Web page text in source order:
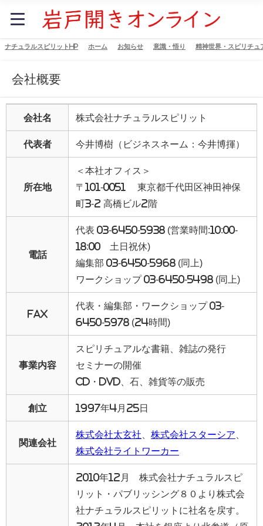
ナチュラルスピリットHP ホーム お知らせ 意識・悟り 精神世界・スピリチュ
会社概要
会社名 株式会社ナチュラルスピリット
代表者 今井博樹（ビジネスネーム：今井博揮）
所在地
＜本社オフィス＞
〒101-0051 東京都千代田区神田神保
町3-2 高橋ビル2階
電話
代表 03-6450-5938 (営業時間:10:00-
18:00 土日祝休)
編集部 03-6450-5968 (同上)
ワークショップ 03-6450-5498 (同上)
FAX
代表・編集部・ワークショップ 03-
6450-5978 (24時間)
事業内容
スピリチュアルな書籍、雑誌の発行
セミナーの開催
CD・DVD、石、雑貨等の販売
創立 1997年4月25日
関連会社
株式会社太玄社 株式会社スターシア
株式会社ライトワーカー
2010年12月 株式会社ナチュラルスピ
リット・パブリッシング８０より株式会
社ナチュラルスピリットに社名を戻す。